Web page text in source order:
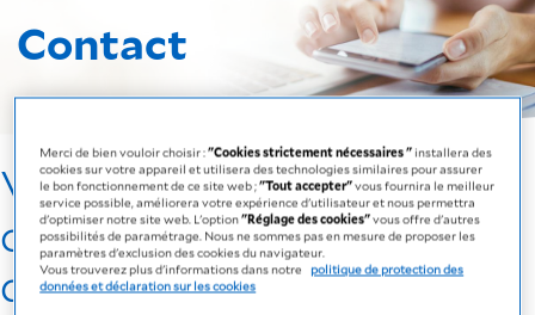
Contact
Vos questions,
commentaires et
demandes
Merci de bien vouloir choisir :"Cookies strictement nécessaires " installera des
cookies sur votre appareil et utilisera des technologies similaires pour assurer
le bon fonctionnement de ce site web ;"Tout accepter"vous fournira le meilleur
service possible, améliorera votre expérience d'utilisateur et nous permettra
d'optimiser notre site web. L'option"Réglage des cookies"vous offre d'autres
possibilités de paramétrage. Nous ne sommes pas en mesure de proposer les
paramètres d'exclusion des cookies du navigateur.
Vous trouverez plus d'informations dans notre politique de protection des
données et déclaration sur les cookies